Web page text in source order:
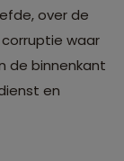
over de
waar
de binnenkant
en